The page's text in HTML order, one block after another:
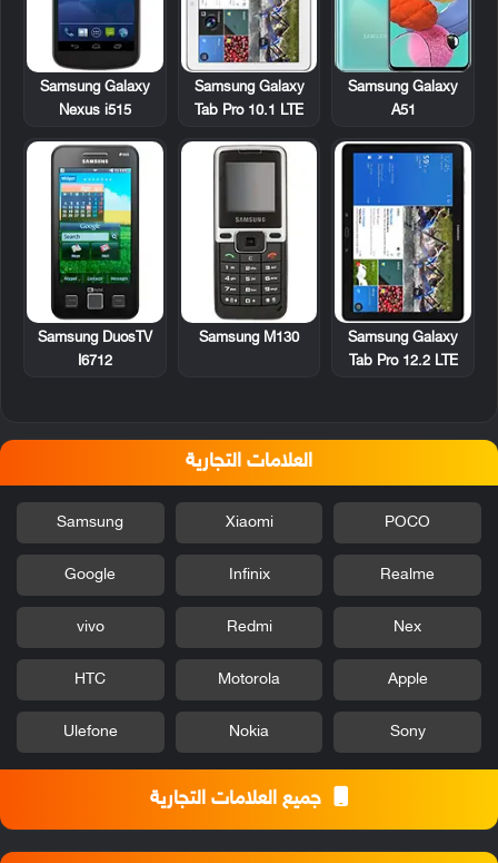
Samsung Galaxy
A51
Samsung Galaxy
Tab Pro 10.1 LTE
Samsung Galaxy
Nexus i515
Samsung Galaxy
Tab Pro 12.2 LTE
Samsung M130
Samsung DuosTV
I6712
العلامات التجارية
POCO
Xiaomi
Samsung
Realme
Infinix
Google
Nex
Redmi
vivo
Apple
Motorola
HTC
Sony
Nokia
Ulefone
جميع العلامات التجارية